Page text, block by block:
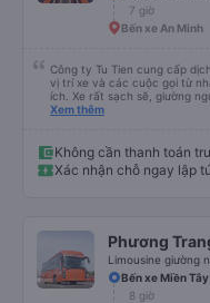
7 giờ
Bến xe An Minh
Công ty Tu Tien cung cấp
vị trí xe và các cuộc gọi từ
ích. Xe rất sạch sẽ, giường
và cổng USB được đặt ở vị
Xem thêm
Không cần thanh toán
Xác nhận chỗ ngay lập
Phương
Limousine giường
Bến xe Miền Tây
8 giờ